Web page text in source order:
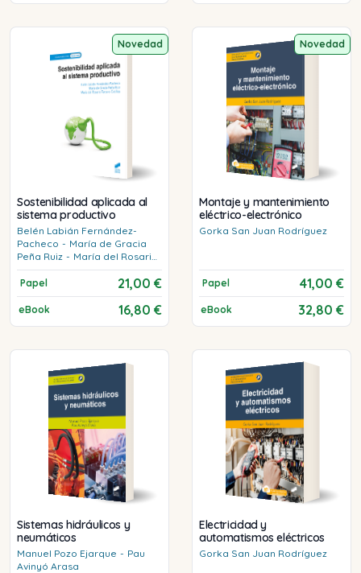
Novedad
Sostenibilidad aplicada al
sistema productivo
Belén Labián Fernández-
Pacheco - María de Gracia
Peña Ruiz - María del Rosario
Tercero Cotillas
Papel
21,00 €
eBook 16,80 €
Novedad
Montaje y mantenimiento
eléctrico-electrónico
Gorka San Juan Rodríguez
Papel 41,00 €
eBook 32,80 €
Sistemas hidráulicos y
neumáticos
Manuel Pozo Ejarque - Pau
Avinyó Arasa
Electricidad y
automatismos eléctricos
Gorka San Juan Rodríguez